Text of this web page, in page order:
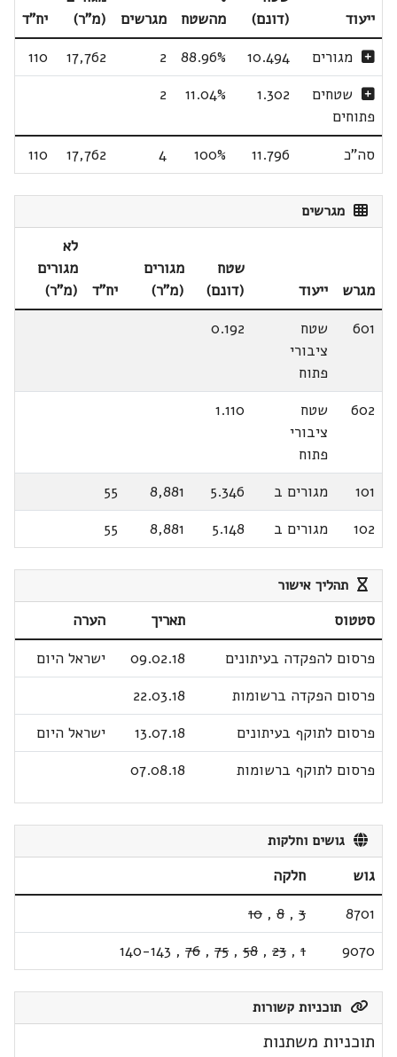
ייעוד
(דונם)
מהשטח
מגרשים
(מ"ר)
יח"ד
מגורים
10.494
88.96%
2
17,762
110
שטחים
פתוחים
1.302
11.04%
2
סה"כ 11.796
100%
4
17,762
110
מגרשים
מגרש ייעוד
שטח
(דונם)
מגורים
(מ"ר)
יח"ד
לא
מגורים
(מ"ר)
601
שטח
ציבורי
פתוח
0.192
602
שטח
ציבורי
פתוח
1.110
101 מגורים ב 5.346
8,881
55
102
מגורים ב 5.148
8,881
55
תהליך אישור
סטטוס תאריך
הערה
פרסום להפקדה בעיתונים
09.02.18
ישראל היום
פרסום הפקדה ברשומות
22.03.18
פרסום לתוקף בעיתונים
13.07.18
ישראל היום
פרסום לתוקף ברשומות
07.08.18
גושים וחלקות
גוש
חלקה
8701
3
,
8
,
10
9070
1
,
23
,
58
,
75
,
76
,
140-143
תוכניות קשורות
תוכניות משתנות